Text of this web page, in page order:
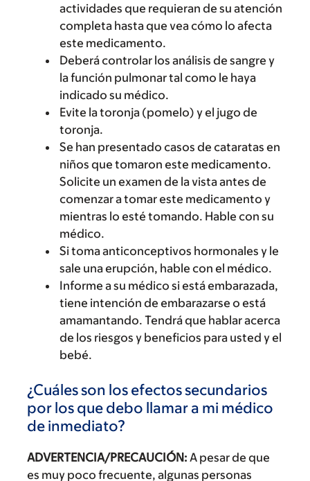
actividades que requieran de su atención
completa hasta que vea cómo lo afecta
este medicamento.
Deberá controlar los análisis de sangre y
la función pulmonar tal como le haya
indicado su médico.
Evite la toronja (pomelo) y el jugo de
toronja.
Se han presentado casos de cataratas en
niños que tomaron este medicamento.
Solicite un examen de la vista antes de
comenzar a tomar este medicamento y
mientras lo esté tomando. Hable con su
médico.
Si toma anticonceptivos hormonales y le
sale una erupción, hable con el médico.
Informe a su médico si está embarazada,
tiene intención de embarazarse o está
amamantando. Tendrá que hablar acerca
de los riesgos y beneficios para usted y el
bebé.
¿Cuáles son los efectos secundarios
por los que debo llamar a mi médico
de inmediato?
ADVERTENCIA/PRECAUCIÓN: A pesar de que
es muy poco frecuente, algunas personas